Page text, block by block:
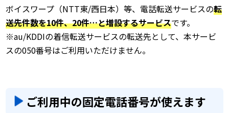
ボイスワープ（NTT東/西日本）等、電話転送サービスの転
送先件数を10件、20件…と増設するサービスです。
※au/KDDIの着信転送サービスの転送先として、本サービ
スの050番号はご利用いただけません。
ご利用中の固定電話番号が使えます